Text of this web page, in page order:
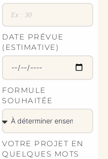
DATE PRÉVUE
(ESTIMATIVE)
FORMULE
SOUHAITÉE
VOTRE PROJET EN
QUELQUES MOTS